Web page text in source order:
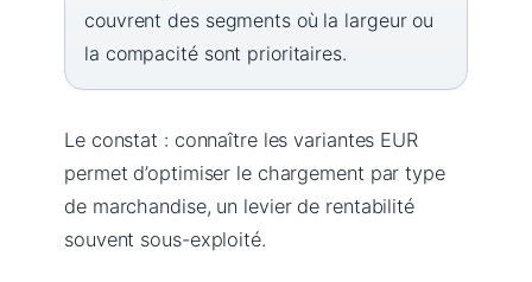
couvrent des segments où la largeur ou
la compacité sont prioritaires.
Le constat : connaître les variantes EUR
permet d’optimiser le chargement par type
de marchandise, un levier de rentabilité
souvent sous-exploité.